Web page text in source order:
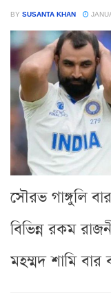
BY SUSANTA KHAN
সৌরভ গাঙ্গুলি
বিভিন্ন রকম
মহম্মদ শামি বার